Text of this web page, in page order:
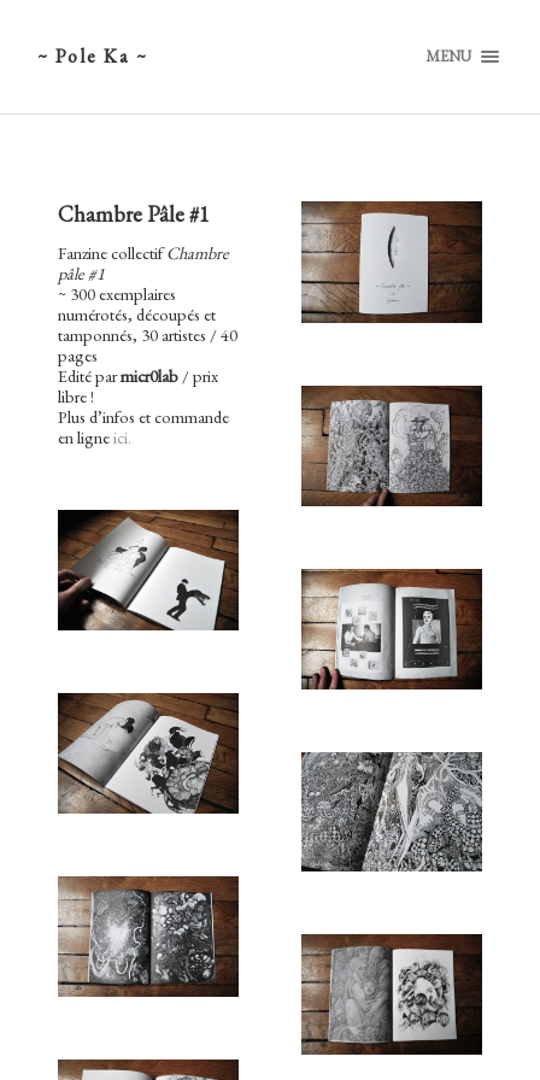
~ Pole Ka ~ MENU
Chambre Pâle #1
Fanzine collectifChambre
pâle #1
~ 300 exemplaires
numérotés, découpés et
tamponnés, 30 artistes / 40
pages
Edité parmicr0lab / prix
libre !
Plus d’infos et commande
en ligneici.